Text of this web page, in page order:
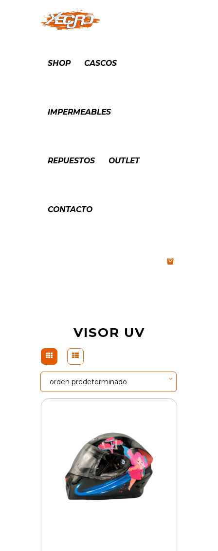
SHOP CASCOS
IMPERMEABLES
REPUESTOS OUTLET
CONTACTO
VISOR UV